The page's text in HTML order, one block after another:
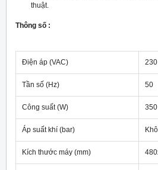
thuật.
Thông số :
Điện áp (VAC)
Tần số (Hz) 50
Công suất (W) 350
Áp suất khí (bar)
Kích thước máy (mm)